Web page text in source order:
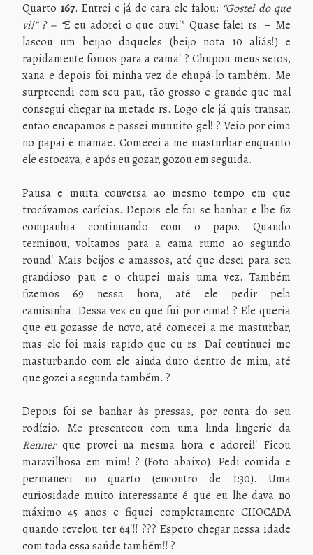
Quarto 167. Entrei e já de cara ele falou: “Gostei do que
vi!” ? – “E eu adorei o que ouvi!” Quase falei rs. – Me
lascou um beijão daqueles (beijo nota 10 aliás!) e
rapidamente fomos para a cama! ? Chupou meus seios,
xana e depois foi minha vez de chupá-lo também. Me
surpreendi com seu pau, tão grosso e grande que mal
consegui chegar na metade rs. Logo ele já quis transar,
então encapamos e passei muuuito gel! ? Veio por cima
no papai e mamãe. Comecei a me masturbar enquanto
ele estocava, e após eu gozar, gozou em seguida.
Pausa e muita conversa ao mesmo tempo em que
trocávamos carícias. Depois ele foi se banhar e lhe fiz
companhia continuando com o papo. Quando
terminou, voltamos para a cama rumo ao segundo
round! Mais beijos e amassos, até que desci para seu
grandioso pau e o chupei mais uma vez. Também
fizemos 69 nessa hora, até ele pedir pela
camisinha. Dessa vez eu que fui por cima! ? Ele queria
que eu gozasse de novo, até comecei a me masturbar,
mas ele foi mais rapido que eu rs. Daí continuei me
masturbando com ele ainda duro dentro de mim, até
que gozei a segunda também. ?
Depois foi se banhar às pressas, por conta do seu
rodízio. Me presenteou com uma linda lingerie da
Rennerque provei na mesma hora e adorei!! Ficou
maravilhosa em mim! ? (Foto abaixo). Pedi comida e
permaneci no quarto (encontro de 1:30). Uma
curiosidade muito interessante é que eu lhe dava no
máximo 45 anos e fiquei completamente CHOCADA
quando revelou ter 64!!! ??? Espero chegar nessa idade
com toda essa saúde também!! ?